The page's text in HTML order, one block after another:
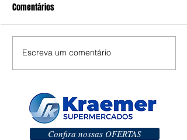
Comentários
Escreva um comentário
Confira nossas OFERTAS